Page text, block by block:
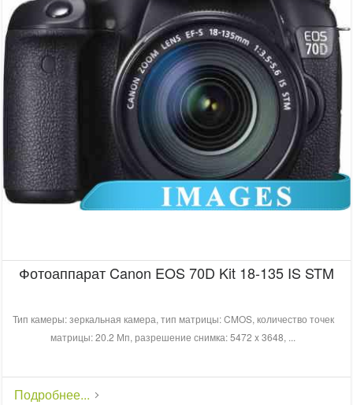
Фотоаппарат Canon EOS 70D Kit 18-135 IS STM
Тип камеры: зеркальная камера, тип матрицы: CMOS, количество точек
матрицы: 20.2 Мп, разрешение снимка: 5472 x 3648, ...
Подробнее...